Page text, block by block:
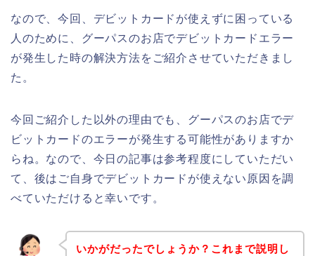
なので、今回、デビットカードが使えずに困っている
人のために、グーパスのお店でデビットカードエラー
が発生した時の解決方法をご紹介させていただきまし
た。
今回ご紹介した以外の理由でも、グーパスのお店でデ
ビットカードのエラーが発生する可能性がありますか
らね。なので、今日の記事は参考程度にしていただい
て、後はご自身でデビットカードが使えない原因を調
べていただけると幸いです。
いかがだったでしょうか？これまで説明し